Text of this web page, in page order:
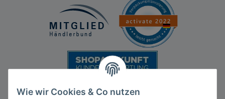
Wie wir Cookies & Co nutzen